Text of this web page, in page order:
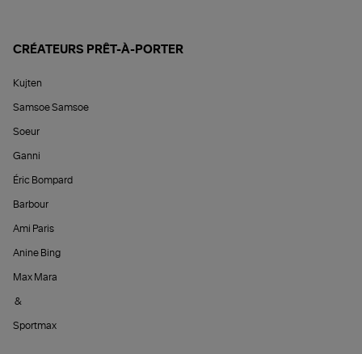
CRÉATEURS PRÊT-À-PORTER
Kujten
Samsoe Samsoe
Soeur
Ganni
Éric Bompard
Barbour
Ami Paris
Anine Bing
Max Mara
&
Sportmax